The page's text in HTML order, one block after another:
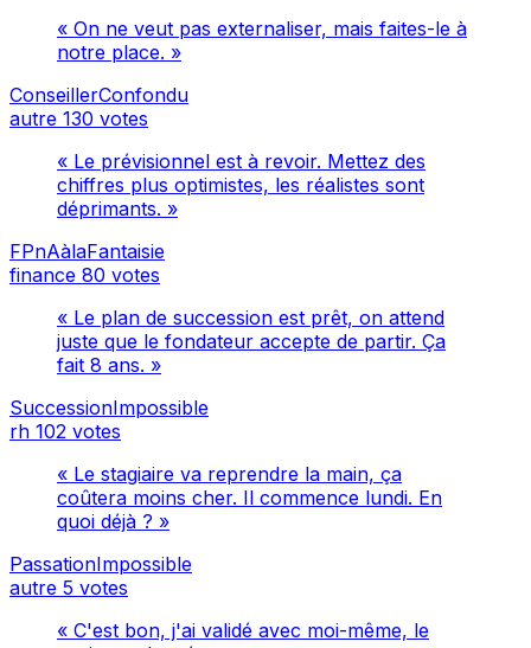
« On ne veut pas externaliser, mais faites-le à
notre place. »
ConseillerConfondu
autre 130 votes
« Le prévisionnel est à revoir. Mettez des
chiffres plus optimistes, les réalistes sont
déprimants. »
FPnAàlaFantaisie
finance 80 votes
« Le plan de succession est prêt, on attend
juste que le fondateur accepte de partir. Ça
fait 8 ans. »
SuccessionImpossible
rh 102 votes
« Le stagiaire va reprendre la main, ça
coûtera moins cher. Il commence lundi. En
quoi déjà ? »
PassationImpossible
autre 5 votes
« C'est bon, j'ai validé avec moi-même, le